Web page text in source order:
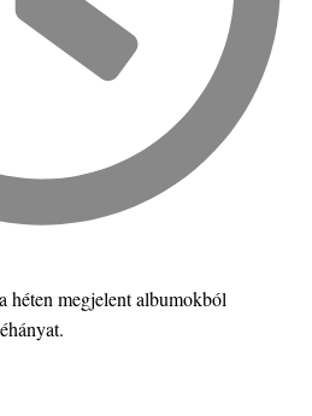
héten megjelent albumokból